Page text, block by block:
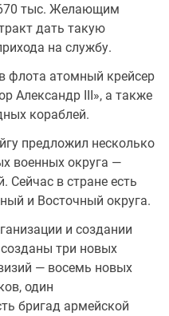
тыс. Желающим
дать такую
на службу.
флота атомный крейсер
Александр III», а также
кораблей.
предложил несколько
военных округа —
Сейчас в стране есть
и Восточный округа.
и создании
три новых
— восемь новых
один
бригад армейской